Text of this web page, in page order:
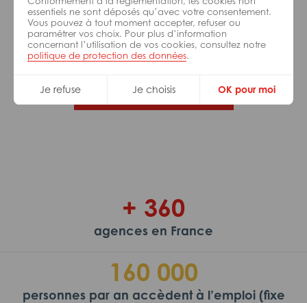
essentiels ne sont déposés qu’avec votre consentement.
Vous pouvez à tout moment accepter, refuser ou
paramétrer vos choix. Pour plus d’information
concernant l’utilisation de vos cookies, consultez notre
politique de protection des données.
Je refuse Je choisis OK pour moi
plus disponible.
De nombreuses autres missions peuvent vous
correspondre, consultez toutes nos offres.
Trouvez votre job Adéquat !
+ 360
agences en France
160 000
personnes par an accèdent à l’emploi (fixe